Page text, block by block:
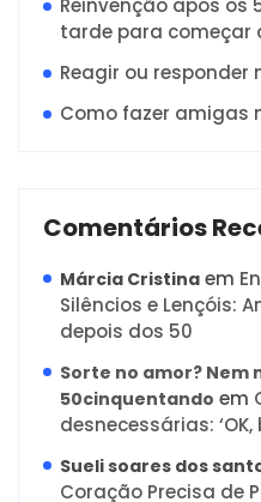
Reinvenção após os
tarde para começar
Reagir ou responder
Como fazer amigas
Comentários
Márcia Cristina em
Silêncios e Lençóis:
depois dos 50
Sorte no amor? Nem
50cinquentando em
desnecessárias: ‘OK,
Sueli soares dos
Coração Precisa de